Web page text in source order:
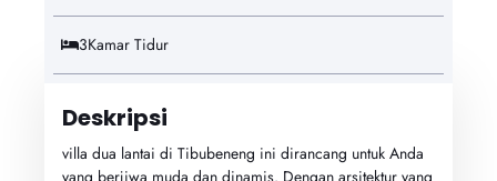
3Kamar Tidur
Deskripsi
villa dua lantai di Tibubeneng ini dirancang untuk Anda